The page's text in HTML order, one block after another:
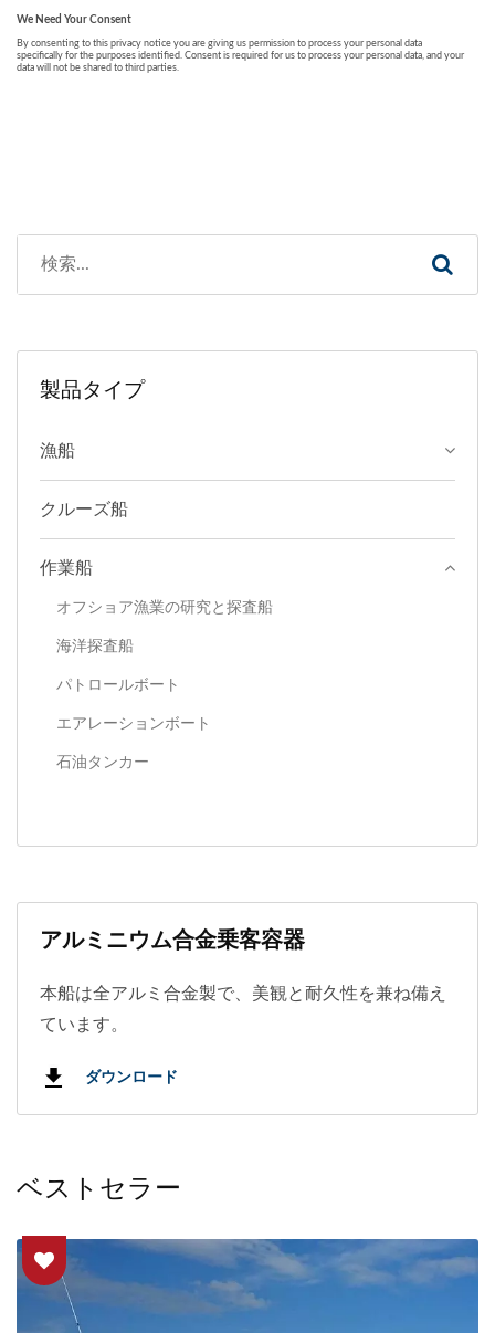
製品タイプ
漁船
クルーズ船
作業船
オフショア漁業の研究と探査船
海洋探査船
パトロールボート
エアレーションボート
石油タンカー
アルミニウム合金乗客容器
本船は全アルミ合金製で、美観と耐久性を兼ね備え
ています。
ダウンロード
ベストセラー